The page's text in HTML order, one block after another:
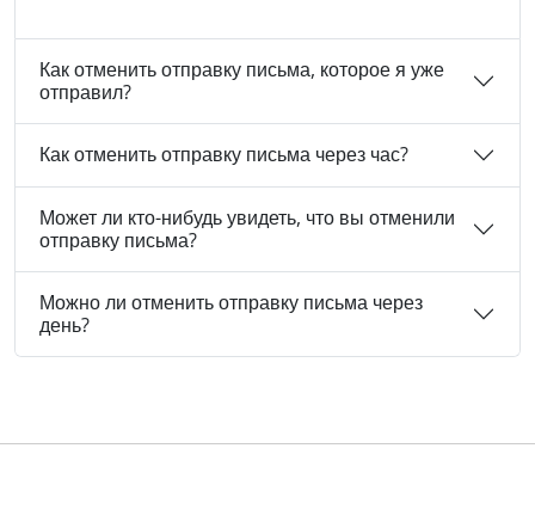
Как отменить отправку письма, которое я уже
отправил?
Как отменить отправку письма через час?
Может ли кто-нибудь увидеть, что вы отменили
отправку письма?
Можно ли отменить отправку письма через
день?